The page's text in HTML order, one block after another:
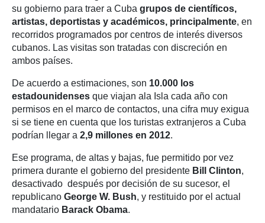
su gobierno para traer a Cuba grupos de científicos,
artistas, deportistas y académicos, principalmente, en
recorridos programados por centros de interés diversos
cubanos. Las visitas son tratadas con discreción en
ambos países.
De acuerdo a estimaciones, son 10.000 los
estadounidenses que viajan ala Isla cada año con
permisos en el marco de contactos, una cifra muy exigua
si se tiene en cuenta que los turistas extranjeros a Cuba
podrían llegar a 2,9 millones en 2012.
Ese programa, de altas y bajas, fue permitido por vez
primera durante el gobierno del presidente Bill Clinton,
desactivado después por decisión de su sucesor, el
republicano George W. Bush, y restituido por el actual
mandatario Barack Obama.